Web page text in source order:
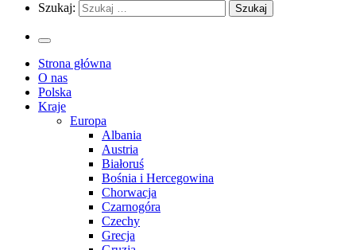
Szukaj:
Strona główna
O nas
Polska
Kraje
Europa
Albania
Austria
Białoruś
Bośnia i Hercegowina
Chorwacja
Czarnogóra
Czechy
Grecja